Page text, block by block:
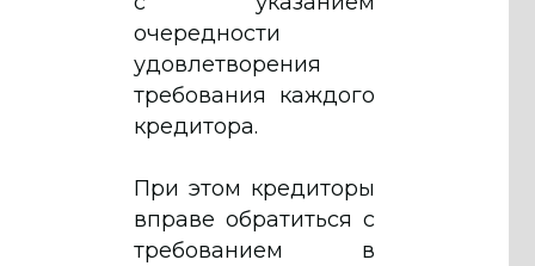
очередности
удовлетворения
требования каждого
кредитора.
При этом кредиторы
вправе обратиться с
требованием в